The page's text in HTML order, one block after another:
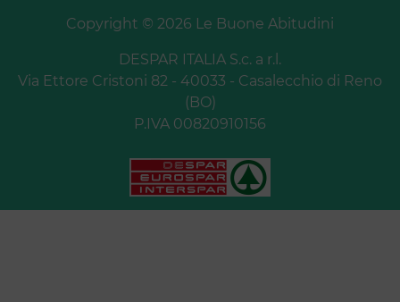
Copyright © 2026 Le Buone Abitudini
DESPAR ITALIA S.c. a r.l.
Via Ettore Cristoni 82 - 40033 - Casalecchio di Reno
(BO)
P.IVA 00820910156